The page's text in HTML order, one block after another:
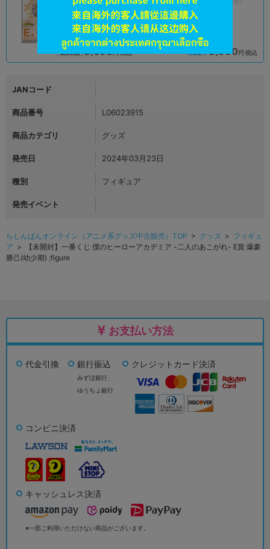
オンライン
品切状態 8,590円 税込 在庫あり 9,990 円 税込
JANコード
商品番号 L06023915
商品カテゴリ グッズ
発売日 2024年03月23日
種別 フィギュア
発売イベント
らしんばんオンライン（アニメ系グッズ中古販売）TOP > グッズ > フィギュ
ア > 【未開封】一番くじ 僕のヒーローアカデミア -二人のあこがれ- E賞 爆豪
勝己(幼少期) ;figure
お支払い方法
代金引換 銀行振込
みずほ銀行、
ゆうちょ銀行
クレジットカード決済
コンビニ決済
キャッシュレス決済
※一部ご利用いただけない商品がございます。